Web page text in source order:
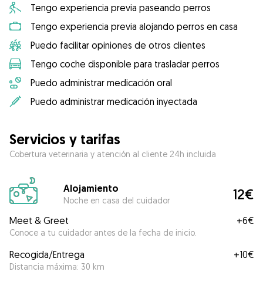
Tengo experiencia previa paseando perros
Tengo experiencia previa alojando perros en casa
Puedo facilitar opiniones de otros clientes
Tengo coche disponible para trasladar perros
Puedo administrar medicación oral
Puedo administrar medicación inyectada
Servicios y tarifas
Cobertura veterinaria y atención al cliente 24h incluida
Alojamiento
Noche en casa del cuidador 12€
Meet & Greet
Conoce a tu cuidador antes de la fecha de inicio.
+6€
Recogida/Entrega
Distancia máxima: 30 km
+10€